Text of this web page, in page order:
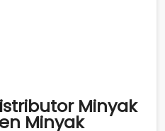
Minyak
Minyak